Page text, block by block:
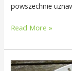
powszechnie
Read More »
Na